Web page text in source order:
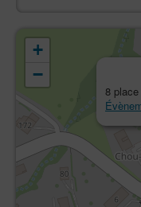
8
+
−